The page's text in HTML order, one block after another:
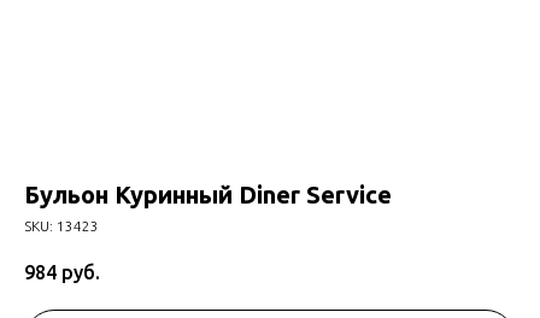
Бульон Куринный Diner Service
SKU: 13423
984 руб.